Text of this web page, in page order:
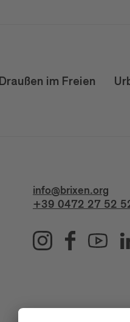
Draußen im Freien
info@brixen.org
+39 0472 27 52